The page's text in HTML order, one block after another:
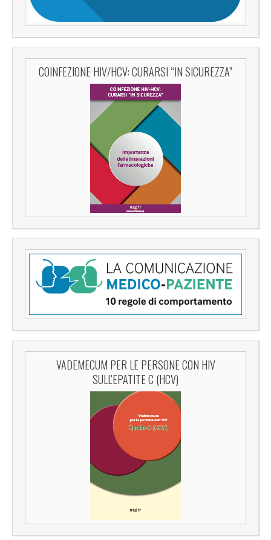
COINFEZIONE HIV/HCV: CURARSI “IN SICUREZZA”
VADEMECUM PER LE PERSONE CON HIV
SULL'EPATITE C (HCV)